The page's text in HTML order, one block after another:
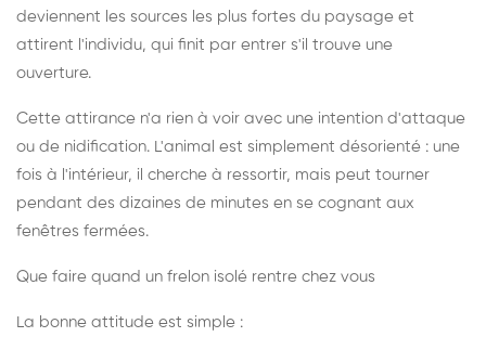
deviennent les sources les plus fortes du paysage et
attirent l'individu, qui finit par entrer s'il trouve une
ouverture.
Cette attirance n'a rien à voir avec une intention d'attaque
ou de nidification. L'animal est simplement désorienté : une
fois à l'intérieur, il cherche à ressortir, mais peut tourner
pendant des dizaines de minutes en se cognant aux
fenêtres fermées.
Que faire quand un frelon isolé rentre chez vous
La bonne attitude est simple :